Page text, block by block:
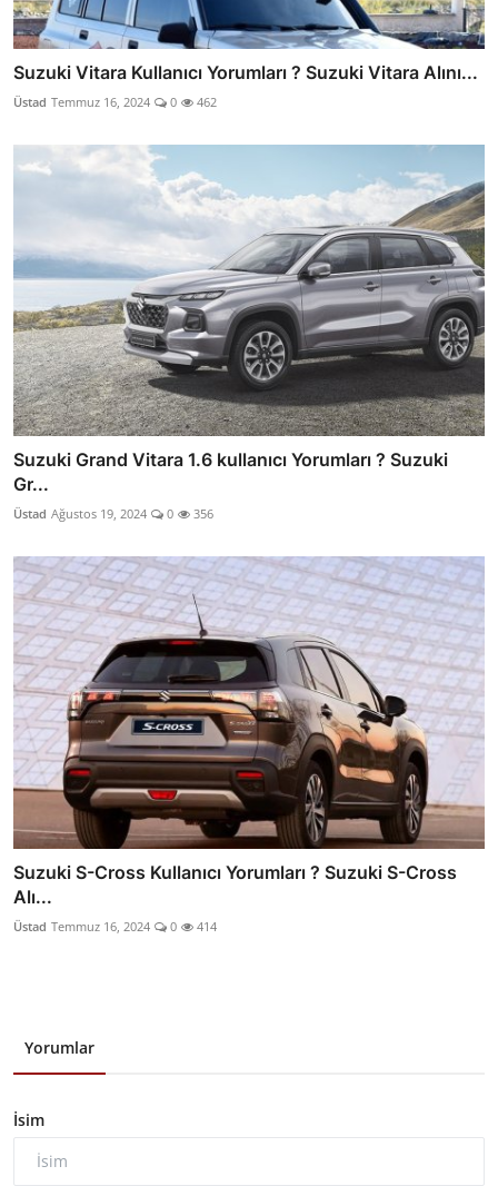
Suzuki Vitara Kullanıcı Yorumları ? Suzuki Vitara Alını...
Üstad Temmuz 16, 2024 0 462
Suzuki Grand Vitara 1.6 kullanıcı Yorumları ? Suzuki
Gr...
Üstad Ağustos 19, 2024 0 356
Suzuki S-Cross Kullanıcı Yorumları ? Suzuki S-Cross
Alı...
Üstad Temmuz 16, 2024 0 414
Yorumlar
İsim